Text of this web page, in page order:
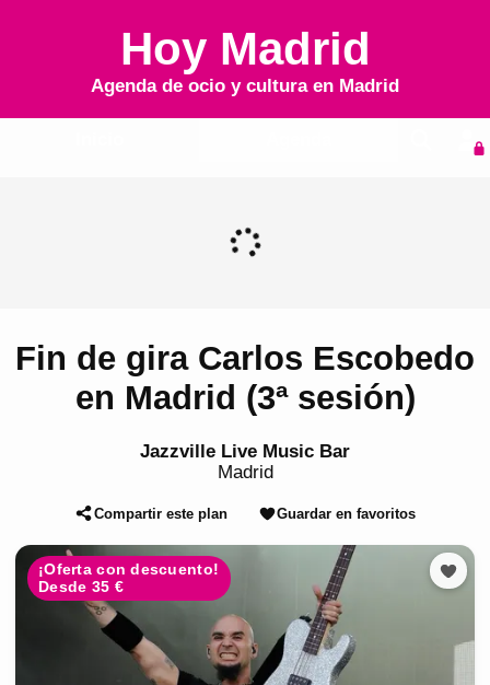
Hoy Madrid
Agenda de ocio y cultura en Madrid
Fin de gira Carlos Escobedo
en Madrid (3ª sesión)
Jazzville Live Music Bar
Madrid
Compartir este plan Guardar en favoritos
¡Oferta con descuento!
Desde 35 €